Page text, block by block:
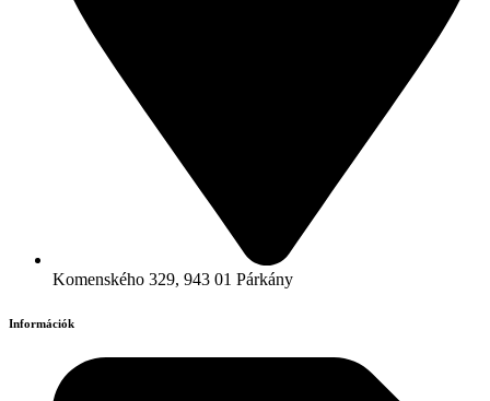
Komenského 329, 943 01 Párkány
Információk